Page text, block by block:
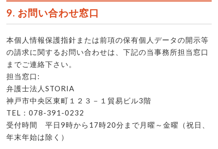
9. お問い合わせ窓口
本個人情報保護指針または前項の保有個人データの開示等
の請求に関するお問い合わせは、下記の当事務所担当窓口
までご連絡下さい。
担当窓口:
弁護士法人STORIA
神戸市中央区東町１２３－１貿易ビル3階
TEL：078-391-0232
受付時間 平日9時から17時20分まで月曜～金曜（祝日、
年末年始は除く）